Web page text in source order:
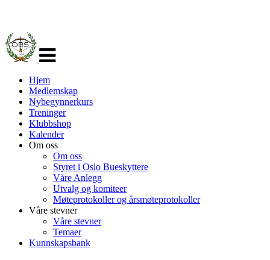
navigasjon
Hjem
Medlemskap
Nybegynnerkurs
Treninger
Klubbshop
Kalender
Om oss
Om oss
Styret i Oslo Bueskyttere
Våre Anlegg
Utvalg og komiteer
Møteprotokoller og årsmøteprotokoller
Våre stevner
Våre stevner
Temaer
Kunnskapsbank